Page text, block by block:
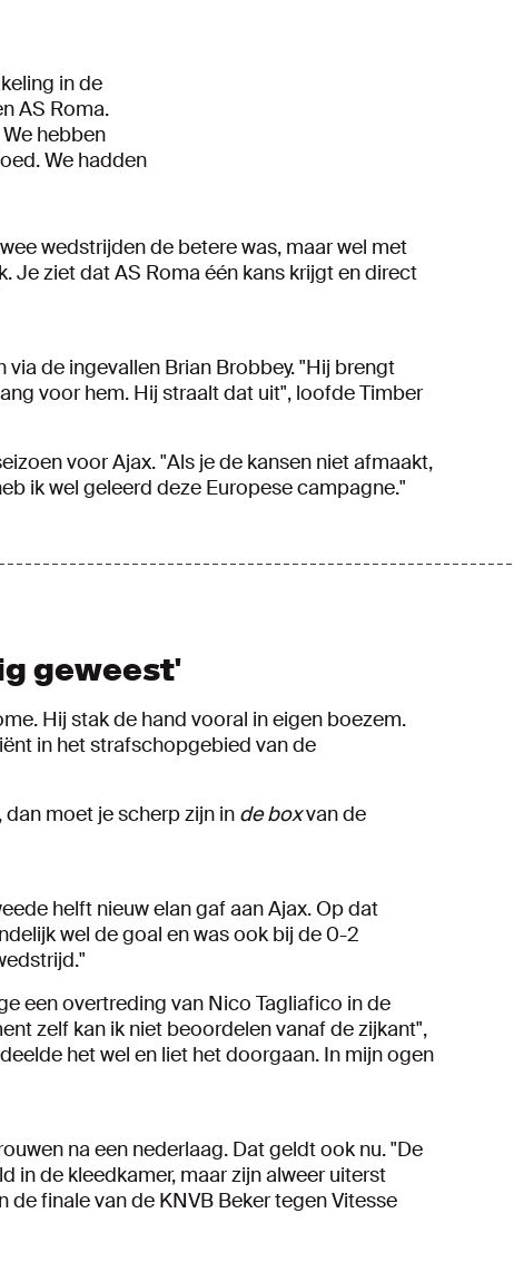
in de
AS Roma.
hebben
We hadden
wedstrijden de betere was, maar wel met
Je ziet dat AS Roma één kans krijgt en direct
de ingevallen Brian Brobbey. "Hij brengt
voor hem. Hij straalt dat uit", loofde Timber
voor Ajax. "Als je de kansen niet afmaakt,
ik wel geleerd deze Europese campagne."
geweest'
Hij stak de hand vooral in eigen boezem.
in het strafschopgebied van de
moet je scherp zijn in de boxvan de
helft nieuw elan gaf aan Ajax. Op dat
wel de goal en was ook bij de 0-2
een overtreding van Nico Tagliafico in de
zelf kan ik niet beoordelen vanaf de zijkant",
het wel en liet het doorgaan. In mijn ogen
na een nederlaag. Dat geldt ook nu. "De
in de kleedkamer, maar zijn alweer uiterst
finale van de KNVB Beker tegen Vitesse